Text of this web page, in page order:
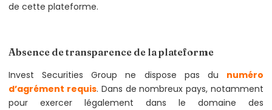
de cette plateforme.
Absence de transparence de la plateforme
Invest Securities Group ne dispose pas du numéro
d’agrément requis. Dans de nombreux pays, notamment
pour exercer légalement dans le domaine des